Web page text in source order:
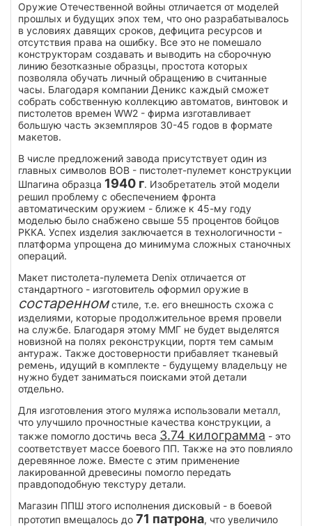
Оружие Отечественной войны отличается от моделей
прошлых и будущих эпох тем, что оно разрабатывалось
в условиях давящих сроков, дефицита ресурсов и
отсутствия права на ошибку. Все это не помешало
конструкторам создавать и выводить на сборочную
линию безотказные образцы, простота которых
позволяла обучать личный обращению в считанные
часы. Благодаря компании Деникс каждый сможет
собрать собственную коллекцию автоматов, винтовок и
пистолетов времен WW2 - фирма изготавливает
большую часть экземпляров 30-45 годов в формате
макетов.
В числе предложений завода присутствует один из
главных символов ВОВ - пистолет-пулемет конструкции
Шпагина образца 1940 г. Изобретатель этой модели
решил проблему с обеспечением фронта
автоматическим оружием - ближе к 45-му году
моделью было снабжено свыше 55 процентов бойцов
РККА. Успех изделия заключается в технологичности -
платформа упрощена до минимума сложных станочных
операций.
Макет пистолета-пулемета Denix отличается от
стандартного - изготовитель оформил оружие в
состаренномстиле, т.е. его внешность схожа с
изделиями, которые продолжительное время провели
на службе. Благодаря этому ММГ не будет выделятся
новизной на полях реконструкции, портя тем самым
антураж. Также достоверности прибавляет тканевый
ремень, идущий в комплекте - будущему владельцу не
нужно будет заниматься поисками этой детали
отдельно.
Для изготовления этого муляжа использовали металл,
что улучшило прочностные качества конструкции, а
также помогло достичь веса 3.74 килограмма - это
соответствует массе боевого ПП. Также на это повлияло
деревянное ложе. Вместе с этим применение
лакированной древесины помогло передать
правдоподобную текстуру детали.
Магазин ППШ этого исполнения дисковый - в боевой
прототип вмещалось до 71 патрона, что увеличило